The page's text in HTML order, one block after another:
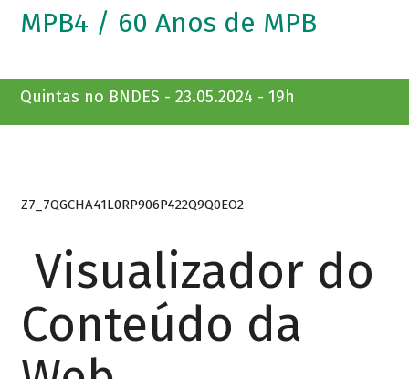
MPB4 / 60 Anos de MPB
Quintas no BNDES - 23.05.2024 - 19h
Z7_7QGCHA41L0RP906P422Q9Q0EO2
Visualizador do
Conteúdo da